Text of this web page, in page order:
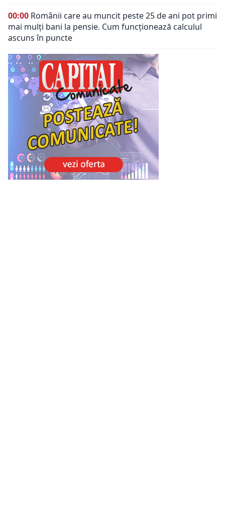
00:00 Românii care au muncit peste 25 de ani pot primi
mai mulți bani la pensie. Cum funcționează calculul
ascuns în puncte